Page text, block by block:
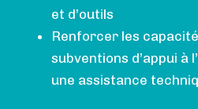
et d’outils
Renforcer les
subventions d’appui à
une assistance